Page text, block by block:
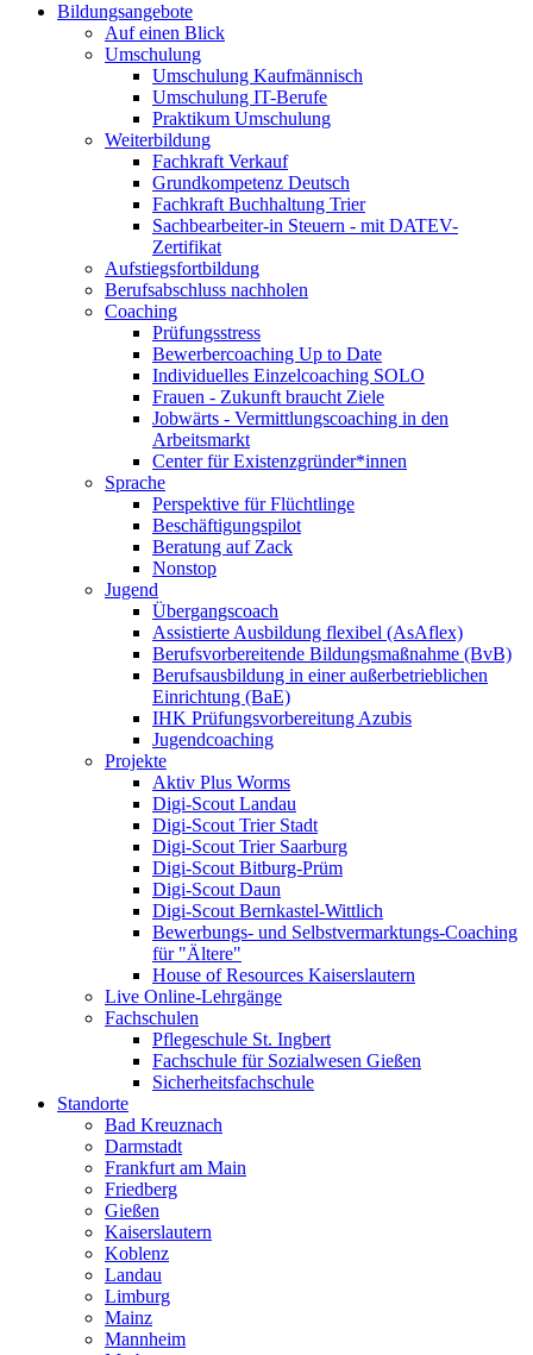
Bildungsangebote
Auf einen Blick
Umschulung
Umschulung Kaufmännisch
Umschulung IT-Berufe
Praktikum Umschulung
Weiterbildung
Fachkraft Verkauf
Grundkompetenz Deutsch
Fachkraft Buchhaltung Trier
Sachbearbeiter-in Steuern - mit DATEV-
Zertifikat
Aufstiegsfortbildung
Berufsabschluss nachholen
Coaching
Prüfungsstress
Bewerbercoaching Up to Date
Individuelles Einzelcoaching SOLO
Frauen - Zukunft braucht Ziele
Jobwärts - Vermittlungscoaching in den
Arbeitsmarkt
Center für Existenzgründer*innen
Sprache
Perspektive für Flüchtlinge
Beschäftigungspilot
Beratung auf Zack
Nonstop
Jugend
Übergangscoach
Assistierte Ausbildung flexibel (AsAflex)
Berufsvorbereitende Bildungsmaßnahme (BvB)
Berufsausbildung in einer außerbetrieblichen
Einrichtung (BaE)
IHK Prüfungsvorbereitung Azubis
Jugendcoaching
Projekte
Aktiv Plus Worms
Digi-Scout Landau
Digi-Scout Trier Stadt
Digi-Scout Trier Saarburg
Digi-Scout Bitburg-Prüm
Digi-Scout Daun
Digi-Scout Bernkastel-Wittlich
Bewerbungs- und Selbstvermarktungs-Coaching
für "Ältere"
House of Resources Kaiserslautern
Live Online-Lehrgänge
Fachschulen
Pflegeschule St. Ingbert
Fachschule für Sozialwesen Gießen
Sicherheitsfachschule
Standorte
Bad Kreuznach
Darmstadt
Frankfurt am Main
Friedberg
Gießen
Kaiserslautern
Koblenz
Landau
Limburg
Mainz
Mannheim